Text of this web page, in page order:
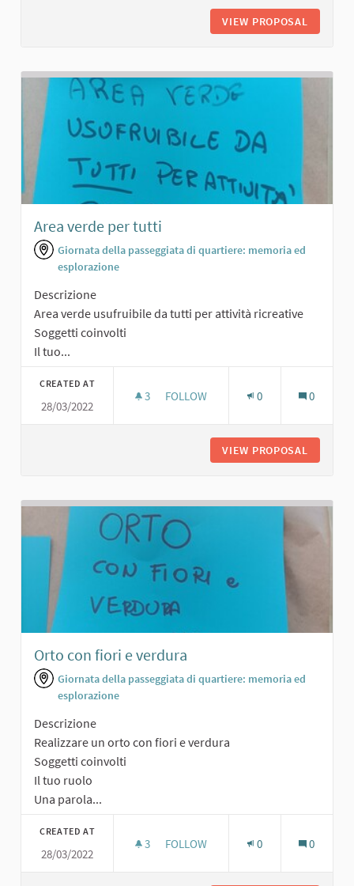
VIEW PROPOSAL
Area verde per tutti
Giornata della passeggiata di quartiere: memoria ed
esplorazione
Descrizione
Area verde usufruibile da tutti per attività ricreative
Soggetti coinvolti
Il tuo...
CREATED AT
28/03/2022
3 3 FOLLOWERS
FOLLOW 0 0
VIEW PROPOSAL
Orto con fiori e verdura
Giornata della passeggiata di quartiere: memoria ed
esplorazione
Descrizione
Realizzare un orto con fiori e verdura
Soggetti coinvolti
Il tuo ruolo
Una parola...
CREATED AT
28/03/2022
3 3 FOLLOWERS
FOLLOW 0 0